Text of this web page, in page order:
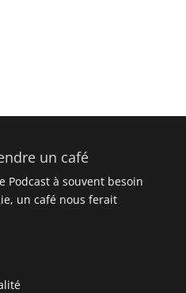
un café
Podcast à souvent besoin
un café nous ferait